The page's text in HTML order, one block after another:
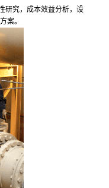
研究，成本效益分析，设
案。